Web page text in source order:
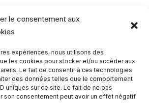
le consentement aux
expériences, nous utilisons des
les cookies pour stocker et/ou accéder aux
Le fait de consentir à ces technologies
des données telles que le comportement
uniques sur ce site. Le fait de ne pas
son consentement peut avoir un effet négatif